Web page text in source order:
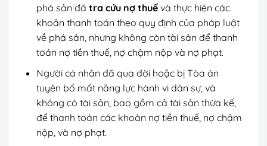
phá sản đã tra cứu nợ thuếvà thực hiện các
khoản thanh toán theo quy định của pháp luật
về phá sản, nhưng không còn tài sản để thanh
toán nợ tiền thuế, nợ chậm nộp và nợ phạt.
Người cá nhân đã qua đời hoặc bị Tòa án
tuyên bố mất năng lực hành vi dân sự, và
không có tài sản, bao gồm cả tài sản thừa kế,
để thanh toán các khoản nợ tiền thuế, nợ chậm
nộp, và nợ phạt.